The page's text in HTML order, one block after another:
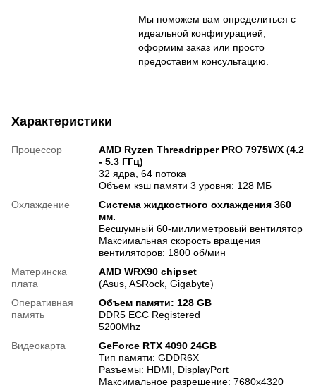
Мы поможем вам определиться с
идеальной конфигурацией,
оформим заказ или просто
предоставим консультацию.
Характеристики
Процессор
AMD Ryzen Threadripper PRO 7975WX (4.2
- 5.3 ГГц)
32 ядра, 64 потока
Объем кэш памяти 3 уровня: 128 МБ
Охлаждение
Система жидкостного охлаждения 360
мм.
Бесшумный 60-миллиметровый вентилятор
Максимальная скорость вращения
вентиляторов: 1800 об/мин
Материнска
плата
AMD WRX90 chipset
(Asus, ASRock, Gigabyte)
Оперативная
память
Объем памяти: 128 GB
DDR5 ECC Registered
5200Mhz
Видеокарта
GeForce RTX 4090 24GB
Тип памяти: GDDR6X
Разъемы: HDMI, DisplayPort
Максимальное разрешение: 7680х4320